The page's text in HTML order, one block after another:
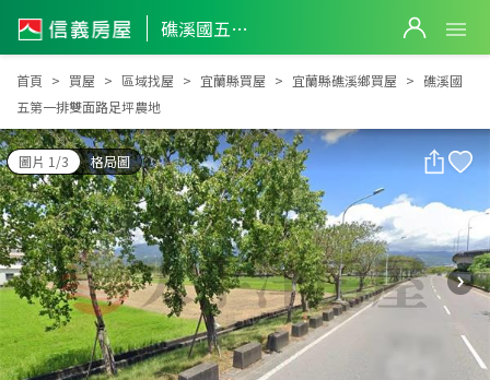
礁溪國五第一排雙面路足坪農地
礁溪國五第一排雙面路足坪農地
首頁 買屋 區域找屋 宜蘭縣買屋 宜蘭縣礁溪鄉買屋
礁溪國
五第一排雙面路足坪農地
圖片 1/3 格局圖